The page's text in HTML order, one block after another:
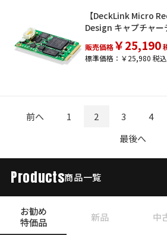
【DeckLink Micro
Design キャプチャー
販売価格￥25,190
標準価格：￥25,980 税込
前へ 1 2 3 4
最後へ
Products商品一覧
お勧め
特価品
新品 中